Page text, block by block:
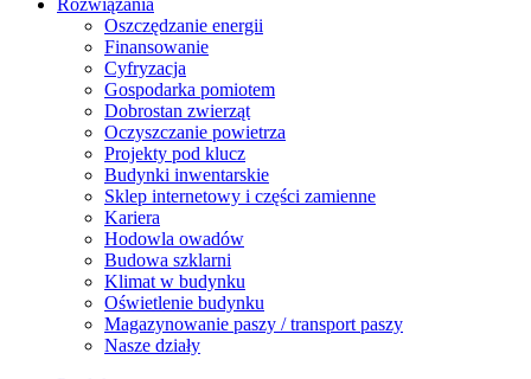
Rozwiązania
​Oszczędzanie energii
Finansowanie
Cyfryzacja
Gospodarka pomiotem
Dobrostan zwierząt
Oczyszczanie powietrza
Projekty pod klucz
Budynki inwentarskie
Sklep internetowy i części zamienne
Kariera
Hodowla owadów
Budowa szklarni
Klimat w budynku
Oświetlenie budynku
Magazynowanie paszy / transport paszy
Nasze działy